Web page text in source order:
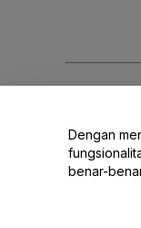
Jangan
Dengan
benar-